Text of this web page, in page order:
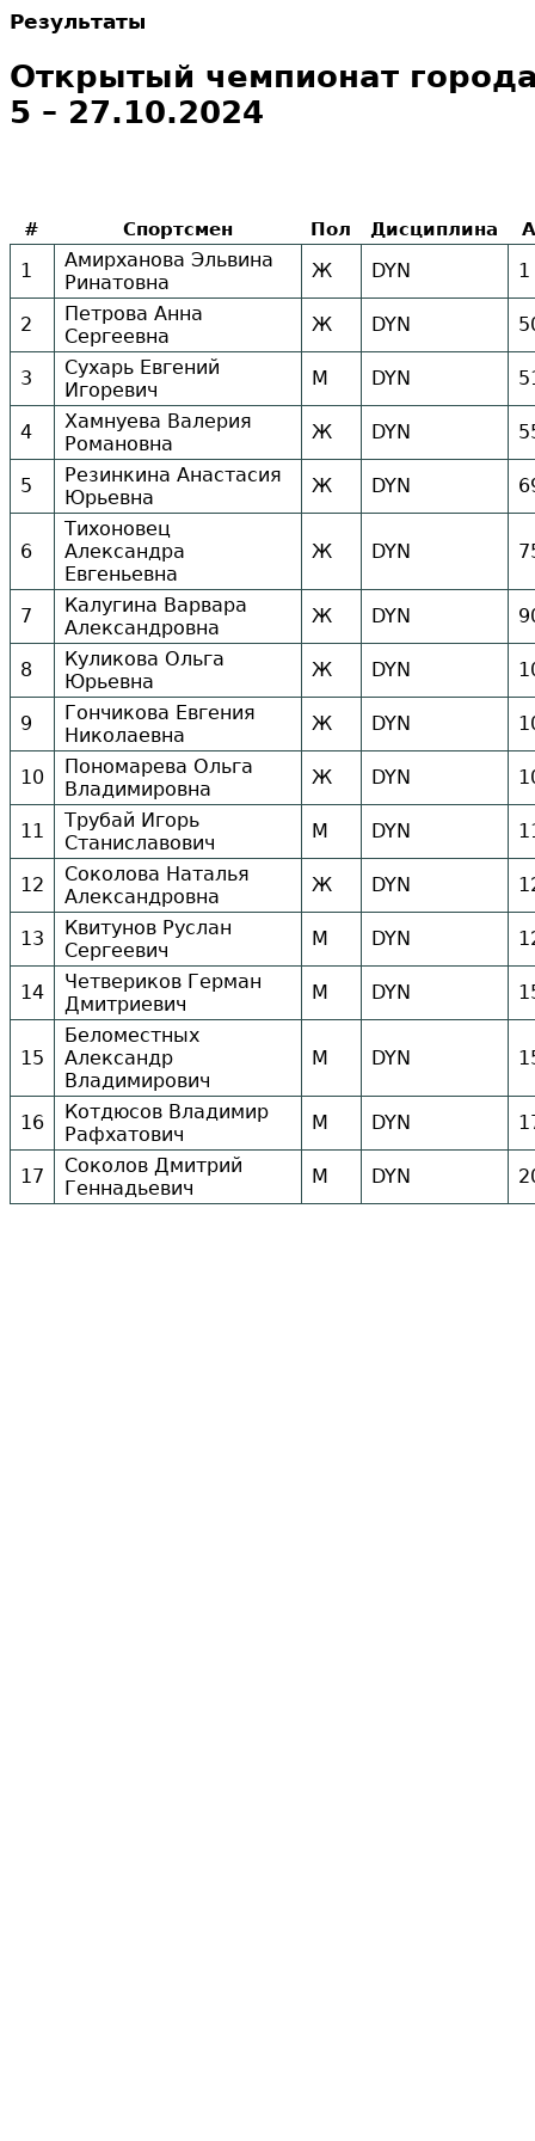
Результаты
Открытый чемпионат
5 – 27.10.2024
# Спортсмен Пол Дисциплина
1
Амирханова Эльвина
Ринатовна
Ж DYN 1
2
Петрова Анна
Сергеевна
Ж DYN
3
Сухарь Евгений
Игоревич
М DYN
4
Хамнуева Валерия
Романовна
Ж DYN
5
Резинкина Анастасия
Юрьевна
Ж DYN
6
Тихоновец
Александра
Евгеньевна
Ж DYN
7
Калугина Варвара
Александровна
Ж DYN
8
Куликова Ольга
Юрьевна
Ж DYN
9
Гончикова Евгения
Николаевна
Ж DYN
10
Пономарева Ольга
Владимировна
Ж DYN
11
Трубай Игорь
Станиславович
М DYN
12
Соколова Наталья
Александровна
Ж DYN
13
Квитунов Руслан
Сергеевич
М DYN
14
Четвериков Герман
Дмитриевич
М DYN
15
Беломестных
Александр
Владимирович
М DYN
16
Котдюсов Владимир
Рафхатович
М DYN
17
Соколов Дмитрий
Геннадьевич
М DYN